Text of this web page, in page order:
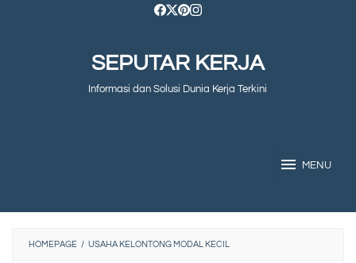
SEPUTAR KERJA
Informasi dan Solusi Dunia Kerja Terkini
MENU
HOMEPAGE / USAHA KELONTONG MODAL KECIL